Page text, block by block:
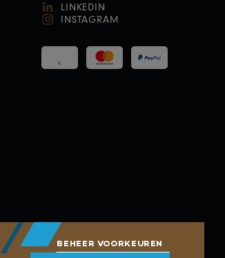
BEHEER VOORKEUREN
LINKEDIN
INSTAGRAM